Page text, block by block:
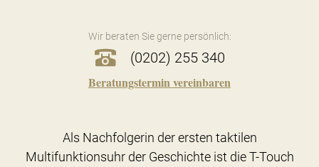
Wir beraten Sie gerne persönlich:
(0202) 255 340
Beratungstermin vereinbaren
Als Nachfolgerin der ersten taktilen
Multifunktionsuhr der Geschichte ist die T-Touch